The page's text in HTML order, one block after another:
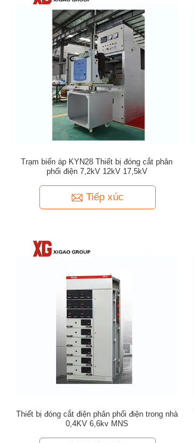
Trạm biến áp KYN28 Thiết bị đóng cắt phân
phối điện 7,2kV 12kV 17,5kV
Tiếp xúc
Thiết bị đóng cắt điện phân phối điện trong nhà
0,4KV 6,6kv MNS